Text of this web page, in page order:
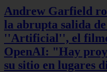
Andrew Garfield
la abrupta salida
''Artificial'', el
OpenAI: "Hay
su sitio en lugares